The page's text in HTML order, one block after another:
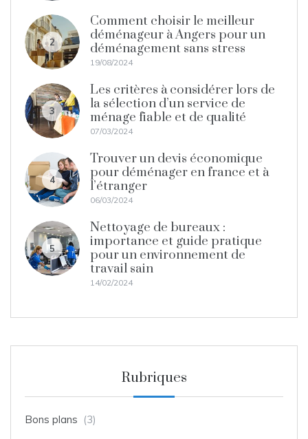
2
Comment choisir le meilleur
déménageur à Angers pour un
déménagement sans stress
19/08/2024
3
Les critères à considérer lors de
la sélection d’un service de
ménage fiable et de qualité
07/03/2024
4
Trouver un devis économique
pour déménager en france et à
l’étranger
06/03/2024
5
Nettoyage de bureaux :
importance et guide pratique
pour un environnement de
travail sain
14/02/2024
Rubriques
Bons plans (3)